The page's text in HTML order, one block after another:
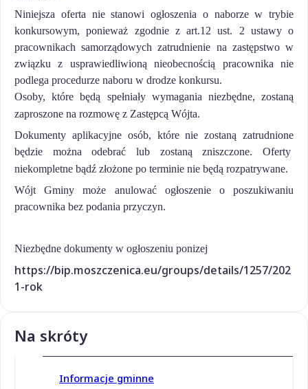
Niniejsza oferta nie stanowi ogłoszenia o naborze w trybie
konkursowym, ponieważ zgodnie z art.12 ust. 2 ustawy o
pracownikach samorządowych zatrudnienie na zastępstwo w
związku z usprawiedliwioną nieobecnością pracownika nie
podlega procedurze naboru w drodze konkursu.
Osoby, które będą spełniały wymagania niezbędne, zostaną
zaproszone na rozmowę z Zastępcą Wójta.
Dokumenty aplikacyjne osób, które nie zostaną zatrudnione
będzie można odebrać lub zostaną zniszczone. Oferty
niekompletne bądź złożone po terminie nie będą rozpatrywane.
Wójt Gminy może anulować ogłoszenie o poszukiwaniu
pracownika bez podania przyczyn.
Niezbędne dokumenty w ogłoszeniu ponizej
https://bip.moszczenica.eu/groups/details/1257/202
1-rok
Na skróty
Informacje gminne